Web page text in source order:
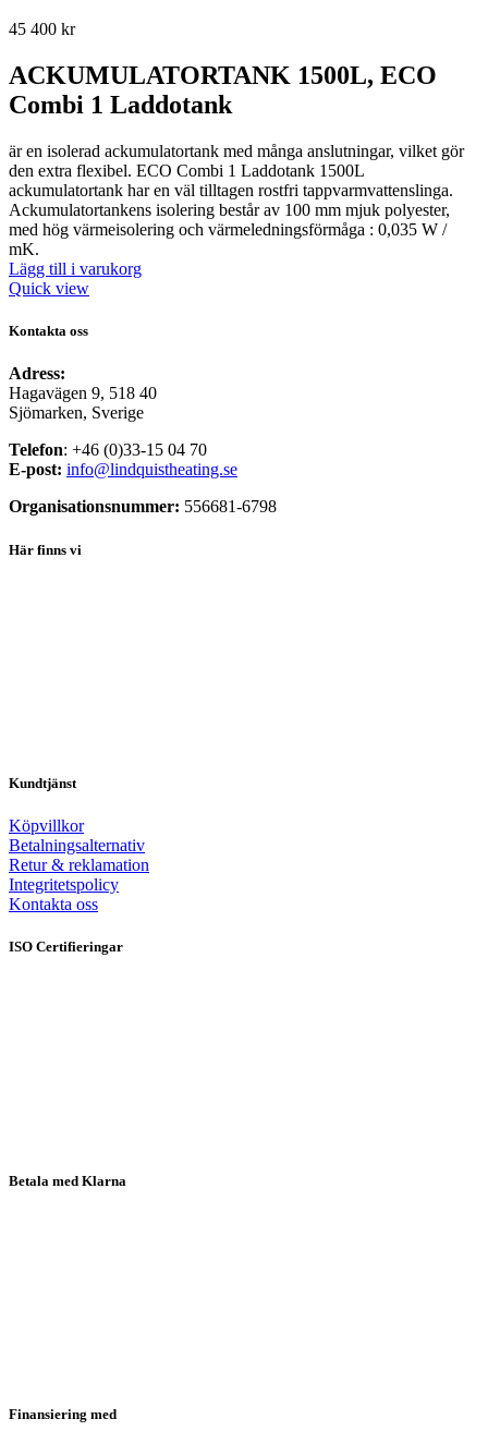
45 400 kr
ACKUMULATORTANK 1500L, ECO
Combi 1 Laddotank
är en isolerad ackumulatortank med många anslutningar, vilket gör
den extra flexibel. ECO Combi 1 Laddotank 1500L
ackumulatortank har en väl tilltagen rostfri tappvarmvattenslinga.
Ackumulatortankens isolering består av 100 mm mjuk polyester,
med hög värmeisolering och värmeledningsförmåga : 0,035 W /
mK.
Lägg till i varukorg
Quick view
Kontakta oss
Adress:
Hagavägen 9, 518 40
Sjömarken, Sverige
Telefon: +46 (0)33-15 04 70
E-post: info@lindquistheating.se
Organisationsnummer: 556681-6798
Här finns vi
Kundtjänst
Köpvillkor
Betalningsalternativ
Retur & reklamation
Integritetspolicy
Kontakta oss
ISO Certifieringar
Betala med Klarna
Finansiering med